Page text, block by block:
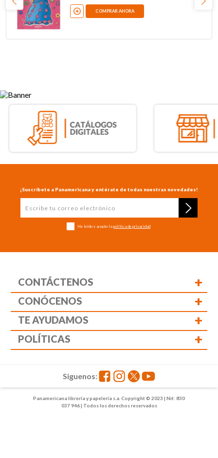
COMPRAR AHORA
¡Suscríbete a Panamericana y entérate de todas nuestras novedades!
He leído y acepto la política de privacidad
CONTÁCTENOS +
CONÓCENOS +
TE AYUDAMOS +
POLÍTICAS +
Panamericana librería y papelería s.a. Copyright © 2023 | Nit: 830
037 946 | Todos los derechos reservados
Siguenos: